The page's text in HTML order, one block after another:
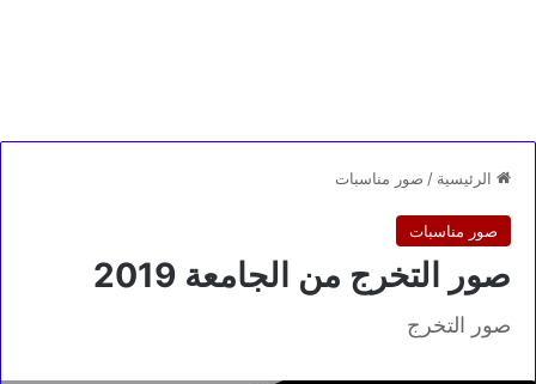
الرئيسية / صور مناسبات
صور مناسبات
صور التخرج من الجامعة 2019
صور التخرج